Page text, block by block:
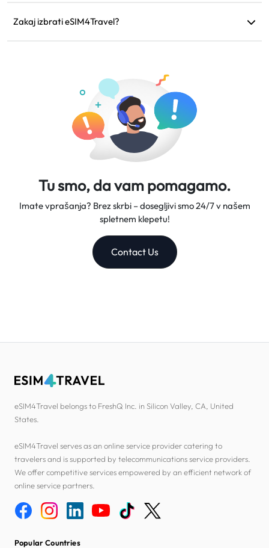
odpovedano ali obstajajo tehnične težave, lahko zahtevate
Zakaj izbrati eSIM4Travel?
zaupanja vrednega sopotnika na vaših potovanjih.
Tu smo, da vam pomagamo.
Imate vprašanja? Brez skrbi – dosegljivi smo 24/7 v našem
spletnem klepetu!
Contact Us
eSIM4Travel belongs to FreshQ Inc. in Silicon Valley, CA, United
States.
eSIM4Travel serves as an online service provider catering to
travelers and is supported by telecommunications service providers.
We offer competitive services empowered by an efficient network of
online service partners.
Popular Countries